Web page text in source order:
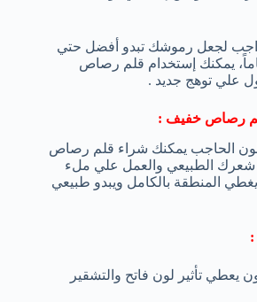
لجعل رموشك تبدو أفضل حتي
يمكنك إستخدام قلم رصاص
علي توهج جديد .
لون الحاجب يمكنك شراء قلم رصاص
الطبيعي والعمل علي ملء
المنطقة بالكامل ويبدو طبيعي
يعطي تأثير لون فاتح والتشقير